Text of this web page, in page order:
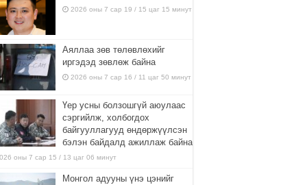
2026 оны 7 сар 19 / 15 цаг 15 минут
Аяллаа зөв төлөвлөхийг
иргэдэд зөвлөж байна
2026 оны 7 сар 16 / 11 цаг 50 минут
Үер усны болзошгүй аюулаас
сэргийлж, холбогдох
байгууллагууд өндөржүүлсэн
бэлэн байдалд ажиллаж байна
оны 7 сар 15 / 13 цаг 06 минут
Монгол адууны үнэ цэнийг